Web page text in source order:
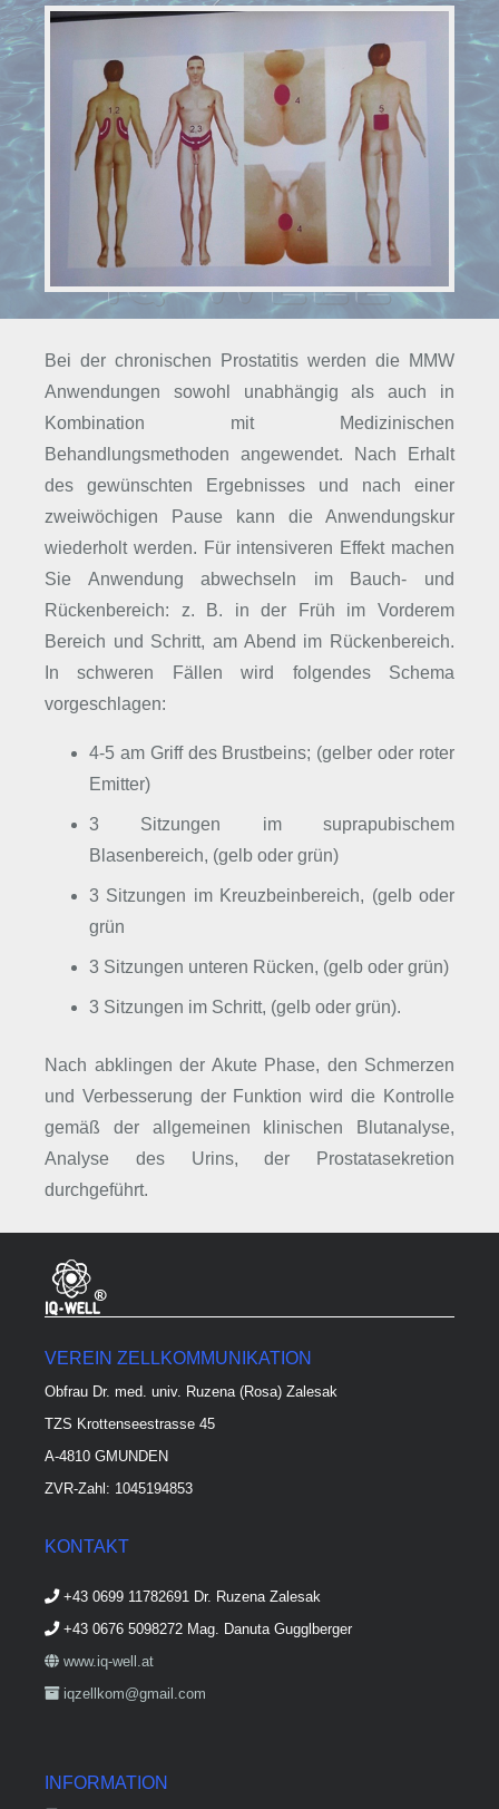
Bei der chronischen Prostatitis werden die MMW
Anwendungen sowohl unabhängig als auch in
Kombination mit Medizinischen
Behandlungsmethoden angewendet. Nach Erhalt
des gewünschten Ergebnisses und nach einer
zweiwöchigen Pause kann die Anwendungskur
wiederholt werden. Für intensiveren Effekt machen
Sie Anwendung abwechseln im Bauch- und
Rückenbereich: z. B. in der Früh im Vorderem
Bereich und Schritt, am Abend im Rückenbereich.
In schweren Fällen wird folgendes Schema
vorgeschlagen:
4-5 am Griff des Brustbeins; (gelber oder roter
Emitter)
3 Sitzungen im suprapubischem
Blasenbereich, (gelb oder grün)
3 Sitzungen im Kreuzbeinbereich, (gelb oder
grün
3 Sitzungen unteren Rücken, (gelb oder grün)
3 Sitzungen im Schritt, (gelb oder grün).
Nach abklingen der Akute Phase, den Schmerzen
und Verbesserung der Funktion wird die Kontrolle
gemäß der allgemeinen klinischen Blutanalyse,
Analyse des Urins, der Prostatasekretion
durchgeführt.
VEREIN ZELLKOMMUNIKATION
Obfrau Dr. med. univ. Ruzena (Rosa) Zalesak
TZS Krottenseestrasse 45
A-4810 GMUNDEN
ZVR-Zahl: 1045194853
KONTAKT
+43 0699 11782691 Dr. Ruzena Zalesak
+43 0676 5098272 Mag. Danuta Gugglberger
www.iq-well.at
iqzellkom@gmail.com
INFORMATION